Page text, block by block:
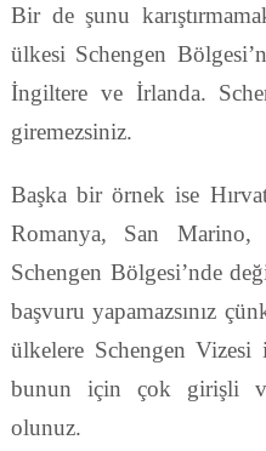
Bir de şunu
ülkesi Schengen
İngiltere ve İrlanda.
giremezsiniz.
Başka bir örnek ise
Romanya, San Marino,
Schengen Bölgesi’nde
başvuru yapamazsınız
ülkelere Schengen
bunun için çok girişli
olunuz.